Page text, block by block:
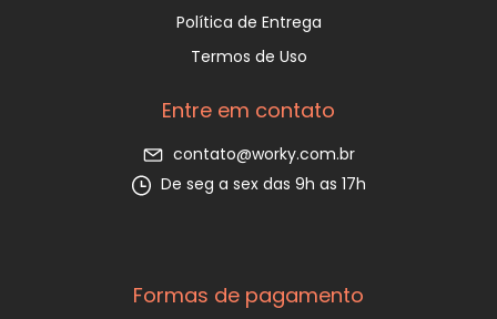
Política de Entrega
Termos de Uso
Entre em contato
contato@worky.com.br
De seg a sex das 9h as 17h
Formas de pagamento